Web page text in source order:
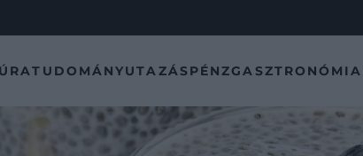
TUDOMÁNYUTAZÁSPÉNZGASZTRONÓMIA